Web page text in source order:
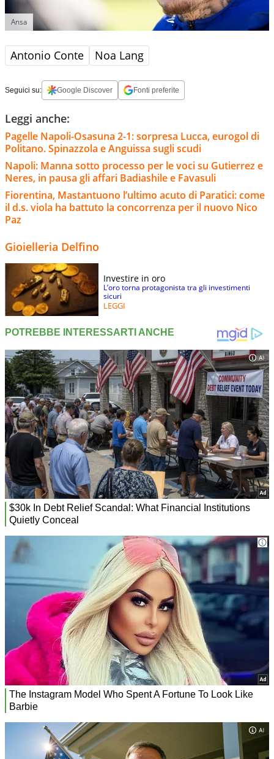
Ansa
Antonio Conte Noa Lang
Seguici su: Google Discover Fonti preferite
Leggi anche:
Pagelle Napoli-Osasuna 2-1: sorpresa Lucca, eurogol di
Politano. Spinazzola e Anguissa sugli scudi
Napoli: Manna sotto processo per le voci su Gutierrez e
Neres, in pausa gli affari Badiashile e Favasuli
Fiorentina, Mastantuono l’ultimo acuto di Paratici: come
il d.s. viola ha battuto la concorrenza per il nuovo Nico
Paz
Gioielleria Delfino
Investire in oro
L’oro torna protagonista tra gli investimenti
sicuri
LEGGI